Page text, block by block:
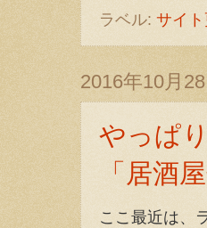
ラベル: サイ
2016年10月
やっぱ
「居酒
ここ最近は、